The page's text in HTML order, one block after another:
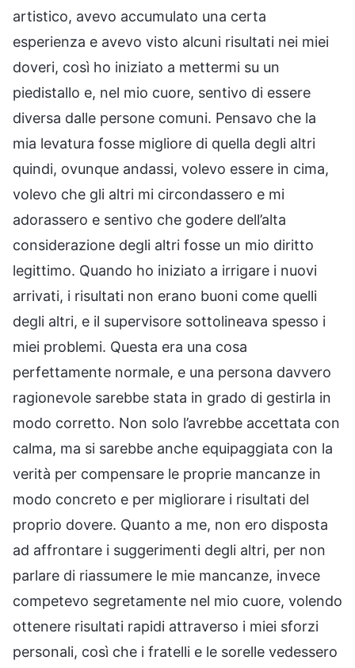
artistico, avevo accumulato una certa
esperienza e avevo visto alcuni risultati nei miei
doveri, così ho iniziato a mettermi su un
piedistallo e, nel mio cuore, sentivo di essere
diversa dalle persone comuni. Pensavo che la
mia levatura fosse migliore di quella degli altri
quindi, ovunque andassi, volevo essere in cima,
volevo che gli altri mi circondassero e mi
adorassero e sentivo che godere dell’alta
considerazione degli altri fosse un mio diritto
legittimo. Quando ho iniziato a irrigare i nuovi
arrivati, i risultati non erano buoni come quelli
degli altri, e il supervisore sottolineava spesso i
miei problemi. Questa era una cosa
perfettamente normale, e una persona davvero
ragionevole sarebbe stata in grado di gestirla in
modo corretto. Non solo l’avrebbe accettata con
calma, ma si sarebbe anche equipaggiata con la
verità per compensare le proprie mancanze in
modo concreto e per migliorare i risultati del
proprio dovere. Quanto a me, non ero disposta
ad affrontare i suggerimenti degli altri, per non
parlare di riassumere le mie mancanze, invece
competevo segretamente nel mio cuore, volendo
ottenere risultati rapidi attraverso i miei sforzi
personali, così che i fratelli e le sorelle vedessero